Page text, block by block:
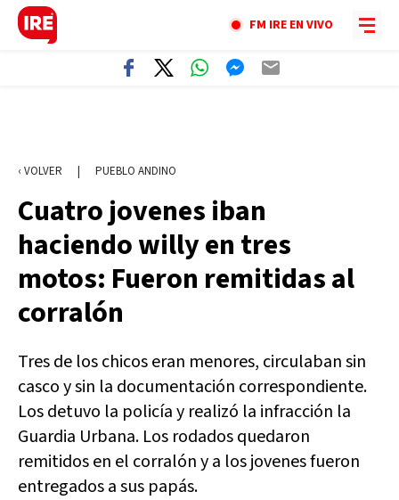
FM IRE EN VIVO
‹ VOLVER | PUEBLO ANDINO
Cuatro jovenes iban
haciendo willy en tres
motos: Fueron remitidas al
corralón
Tres de los chicos eran menores, circulaban sin
casco y sin la documentación correspondiente.
Los detuvo la policía y realizó la infracción la
Guardia Urbana. Los rodados quedaron
remitidos en el corralón y a los jovenes fueron
entregados a sus papás.